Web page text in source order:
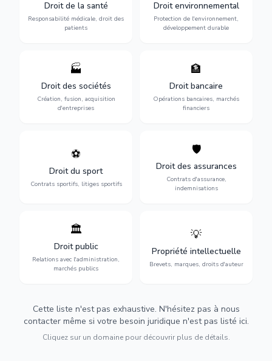
Droit de la santé
Responsabilité médicale, droit des
patients
médicales, responsabilité
des praticiens et
indemnisation.
Droit environnemental
Protection de l'environnement,
développement durable
conformité
environnementale, litiges et
développement durable.
🏭
Droit des sociétés
Création, fusion, acquisition
d'entreprises
Structuration de votre
société : création, fusion-
acquisition, gouvernance et
restructuration.
🏦
Droit bancaire
Opérations bancaires, marchés
financiers
Gestion de vos opérations
financières : contentieux
bancaire, investissements et
régulation.
⚽
Droit du sport
Contrats sportifs, litiges sportifs
Expertise en droit sportif :
transferts, sponsoring et
contentieux.
🛡️
Droit des assurances
Contrats d'assurance,
indemnisations
Défense de vos intérêts :
contrats d'assurance,
sinistres et indemnisations
optimales.
🏛️
Droit public
Relations avec l'administration,
marchés publics
Gestion de vos relations
avec l'administration :
marchés publics,
urbanisme et contentieux.
💡
Propriété intellectuelle
Brevets, marques, droits d'auteur
Protection de vos créations
d'auteur et lutte contre la
contrefaçon.
Cette liste n'est pas exhaustive. N'hésitez pas à nous
contacter même si votre besoin juridique n'est pas listé ici.
Cliquez sur un domaine pour découvrir plus de détails.